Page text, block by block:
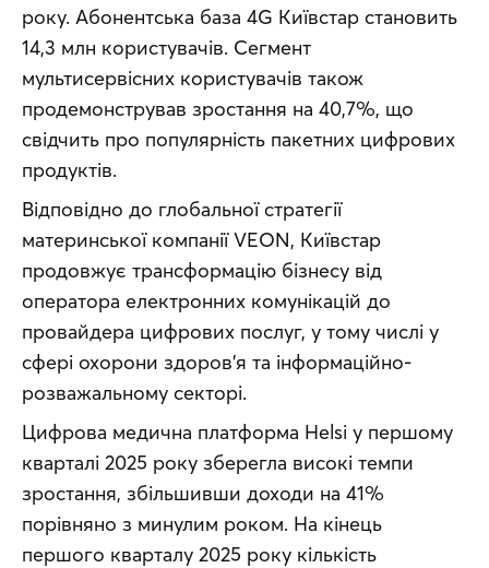
року. Абонентська база 4G Київстар становить
14,3 млн користувачів. Сегмент
мультисервісних користувачів також
продемонстрував зростання на 40,7%, що
свідчить про популярність пакетних цифрових
продуктів.
Відповідно до глобальної стратегії
материнської компанії VEON, Київстар
продовжує трансформацію бізнесу від
оператора електронних комунікацій до
провайдера цифрових послуг, у тому числі у
сфері охорони здоров'я та інформаційно-
розважальному секторі.
Цифрова медична платформа Helsi у першому
кварталі 2025 року зберегла високі темпи
зростання, збільшивши доходи на 41%
порівняно з минулим роком. На кінець
першого кварталу 2025 року кількість